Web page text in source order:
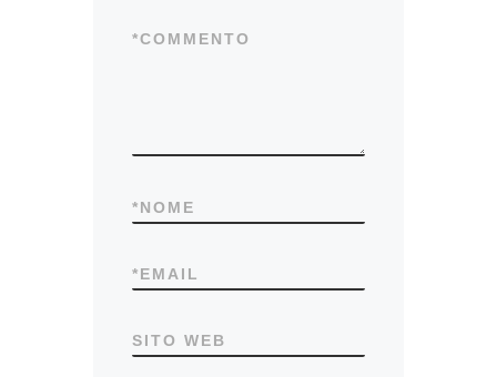
COMMENTO
*
NOME
*
EMAIL
*
SITO WEB